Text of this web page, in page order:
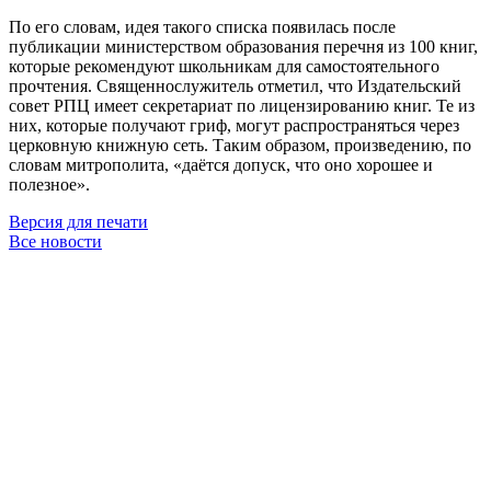
По его словам, идея такого списка появилась после
публикации министерством образования перечня из 100 книг,
которые рекомендуют школьникам для самостоятельного
прочтения. Священнослужитель отметил, что Издательский
совет РПЦ имеет секретариат по лицензированию книг. Те из
них, которые получают гриф, могут распространяться через
церковную книжную сеть. Таким образом, произведению, по
словам митрополита, «даётся допуск, что оно хорошее и
полезное».
Версия для печати
Все новости